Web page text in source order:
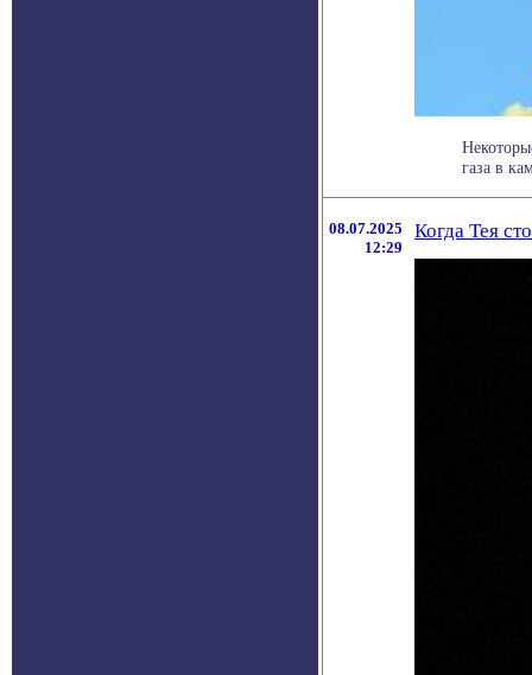
газа в
08.07.2025
12:29
Когда Тея